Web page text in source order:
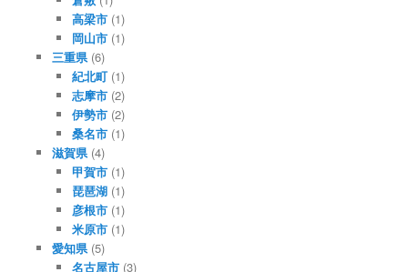
高梁市 (1)
岡山市 (1)
三重県(6)
紀北町 (1)
志摩市 (2)
伊勢市 (2)
桑名市 (1)
滋賀県(4)
甲賀市 (1)
琵琶湖 (1)
彦根市 (1)
米原市 (1)
愛知県(5)
名古屋市 (3)